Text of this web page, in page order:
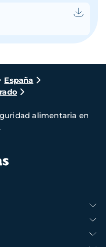
España
alimentaria en